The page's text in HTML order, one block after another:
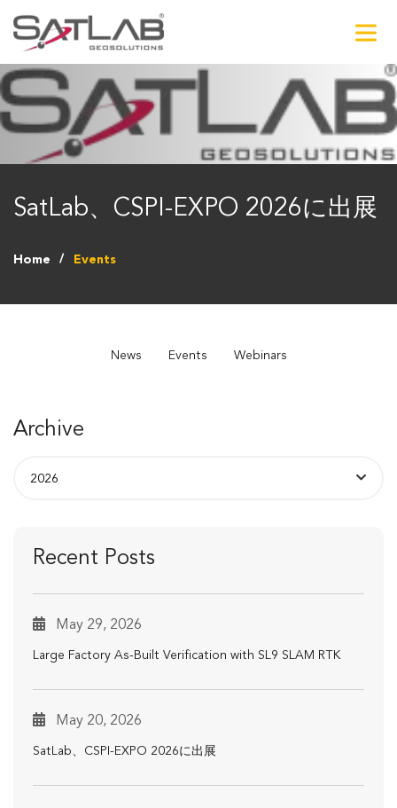
SatLab、CSPI-EXPO 2026に出展
Home Events
News Events Webinars
Archive
Recent Posts
May 29, 2026
Large Factory As-Built Verification with SL9 SLAM RTK
May 20, 2026
SatLab、CSPI-EXPO 2026に出展